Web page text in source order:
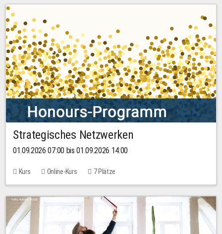
Strategisches Netzwerken
01.09.2026 07:00 bis 01.09.2026 14:00
Kurs Online-Kurs 7 Plätze